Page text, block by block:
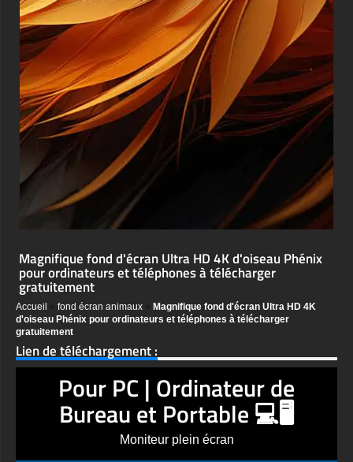
Magnifique fond d'écran Ultra HD 4K d'oiseau Phénix
pour ordinateurs et téléphones à télécharger
gratuitement
Accueil fond écran animaux
Magnifique fond d'écran Ultra HD 4K
d'oiseau Phénix pour ordinateurs et téléphones à télécharger
gratuitement
Lien de téléchargement :
Pour PC | Ordinateur de
Bureau et Portable 💻🖥️
Moniteur plein écran